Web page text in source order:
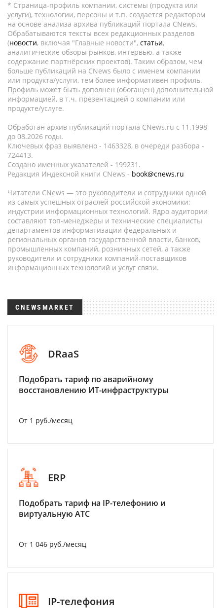
* Страница-профиль компании, системы (продукта или
услуги), технологии, персоны и т.п. создается редактором
на основе анализа архива публикаций портала CNews.
Обрабатываются тексты всех редакционных разделов
(новости, включая "Главные новости", статьи,
аналитические обзоры рынков, интервью, а также
содержание партнёрских проектов). Таким образом, чем
больше публикаций на CNews было с именем компании
или продукта/услуги, тем более информативен профиль.
Профиль может быть дополнен (обогащен) дополнительной
информацией, в т.ч. презентацией о компании или
продукте/услуге.
Обработан архив публикаций портала CNews.ru c 11.1998
до 08.2026 годы.
Ключевых фраз выявлено - 1463328, в очереди разбора -
724413.
Создано именных указателей - 199231.
Редакция Индексной книги CNews - book@cnews.ru
Читатели CNews — это руководители и сотрудники одной
из самых успешных отраслей российской экономики:
индустрии информационных технологий. Ядро аудитории
составляют топ-менеджеры и технические специалисты
департаментов информатизации федеральных и
региональных органов государственной власти, банков,
промышленных компаний, розничных сетей, а также
руководители и сотрудники компаний-поставщиков
информационных технологий и услуг связи.
CNEWSMARKET
DRaaS
Подобрать тариф по аварийному
восстановлению ИТ-инфраструктуры
От 1 руб./месяц
ERP
Подобрать тариф на IP-телефонию и
виртуальную АТС
От 1 046 руб./месяц
IP-телефония